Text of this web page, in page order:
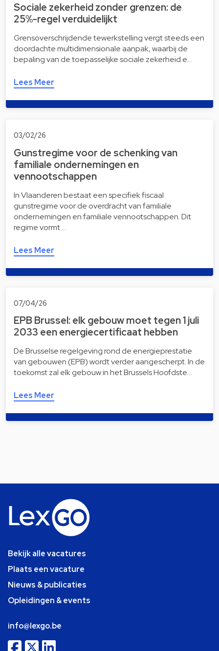
Sociale zekerheid zonder grenzen: de
25%-regel verduidelijkt
Grensoverschrijdende tewerkstelling vergt steeds een
doordachte multidimensionale aanpak, waarbij de
bepaling van de toepasselijke sociale zekerheid e…
Lees Meer
03/02/26
Gunstregime voor de schenking van
familiale ondernemingen en
vennootschappen
In Vlaanderen bestaat een specifiek fiscaal
gunstregime voor de overdracht van familiale
ondernemingen en familiale vennootschappen. Dit
regime vormt …
Lees Meer
07/04/26
EPB Brussel: elk gebouw moet tegen 1 juli
2033 een energiecertificaat hebben
De Brusselse regelgeving rond de energieprestatie
van gebouwen (EPB) wordt verder aangescherpt. In de
toekomst zal elk gebouw in het Brussels Hoofdste…
Lees Meer
Bekijk alle vacatures
Plaats een vacature
Nieuws & publicaties
Opleidingen & events
info@lexgo.be